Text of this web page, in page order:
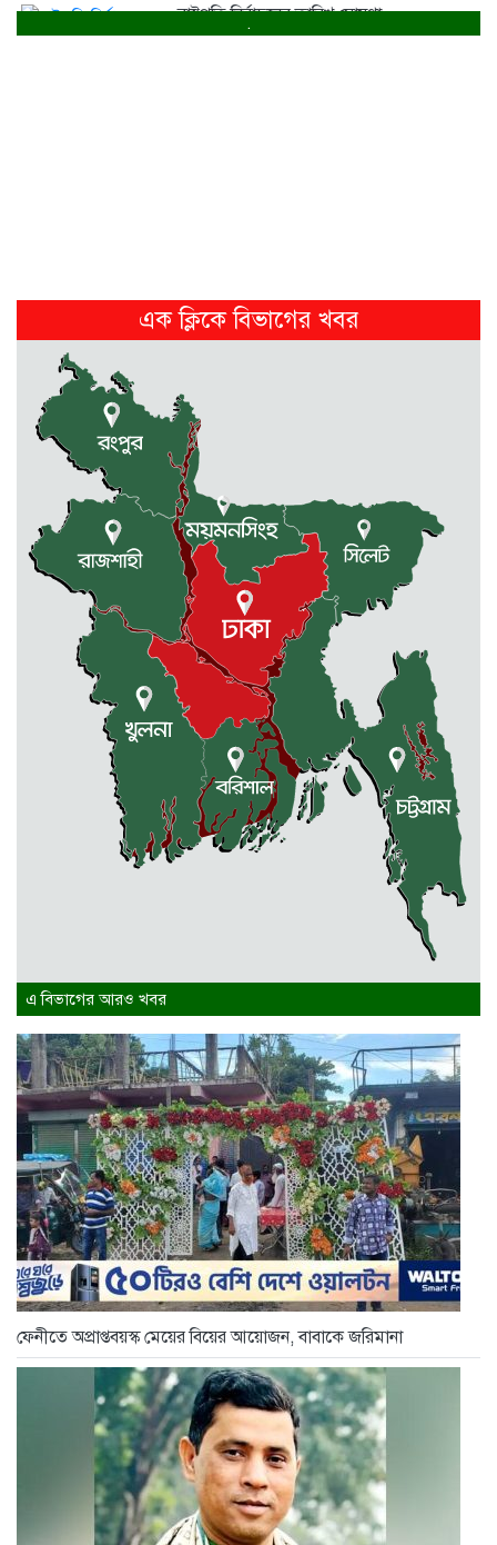
রাষ্ট্রপতি নির্বাচনের তারিখ ঘোষণা
4 days আগে
2 weeks আগে
পূর্বধলায় বিষপানের কিশোরের মৃত্যু
2 weeks আগে
মালিক সমিতি ও বাস সার্ভিস...
2 weeks আগে
.
এক ক্লিকে বিভাগের খবর
এ বিভাগের আরও খবর
ফেনীতে অপ্রাপ্তবয়স্ক মেয়ের বিয়ের আয়োজন, বাবাকে জরিমানা